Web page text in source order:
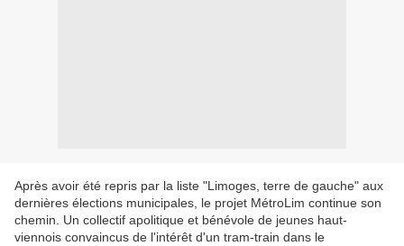
Après avoir été repris par la liste "Limoges, terre de gauche" aux
dernières élections municipales, le projet MétroLim continue son
chemin. Un collectif apolitique et bénévole de jeunes haut-
viennois convaincus de l'intérêt d'un tram-train dans le